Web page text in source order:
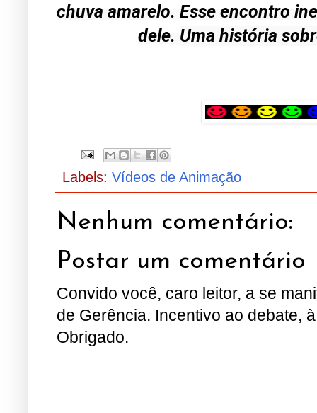
chuva amarelo. Esse encontro
dele. Uma história
Labels: Vídeos de Animação
Nenhum comentário:
Postar um comentário
Convido você, caro leitor, a se
de Gerência. Incentivo ao debate,
Obrigado.